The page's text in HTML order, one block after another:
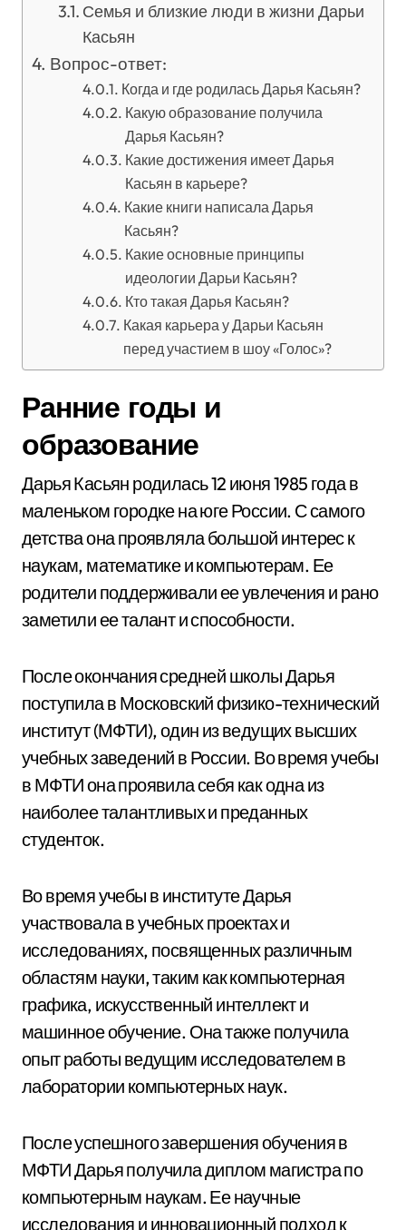
Семья и близкие люди в жизни Дарьи
Касьян
Вопрос-ответ:
Когда и где родилась Дарья Касьян?
Какую образование получила
Дарья Касьян?
Какие достижения имеет Дарья
Касьян в карьере?
Какие книги написала Дарья
Касьян?
Какие основные принципы
идеологии Дарьи Касьян?
Кто такая Дарья Касьян?
Какая карьера у Дарьи Касьян
перед участием в шоу «Голос»?
Ранние годы и
образование
Дарья Касьян родилась 12 июня 1985 года в
маленьком городке на юге России. С самого
детства она проявляла большой интерес к
наукам, математике и компьютерам. Ее
родители поддерживали ее увлечения и рано
заметили ее талант и способности.
После окончания средней школы Дарья
поступила в Московский физико-технический
институт (МФТИ), один из ведущих высших
учебных заведений в России. Во время учебы
в МФТИ она проявила себя как одна из
наиболее талантливых и преданных
студенток.
Во время учебы в институте Дарья
участвовала в учебных проектах и
исследованиях, посвященных различным
областям науки, таким как компьютерная
графика, искусственный интеллект и
машинное обучение. Она также получила
опыт работы ведущим исследователем в
лаборатории компьютерных наук.
После успешного завершения обучения в
МФТИ Дарья получила диплом магистра по
компьютерным наукам. Ее научные
исследования и инновационный подход к